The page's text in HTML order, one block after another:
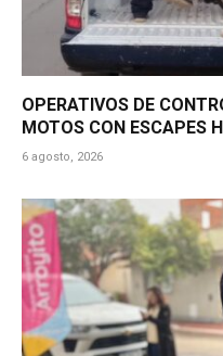
OPERATIVOS DE
MOTOS CON ESCAPES
6 agosto, 2026